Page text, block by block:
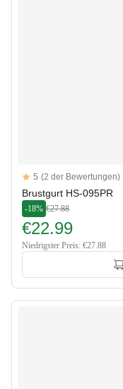
Reviews
5 out of 5 stars
5 (2 der Bewertungen)
Brustgurt HS-095PR
-18% €27.88
€22.99
Niedrigster Preis: €27.88